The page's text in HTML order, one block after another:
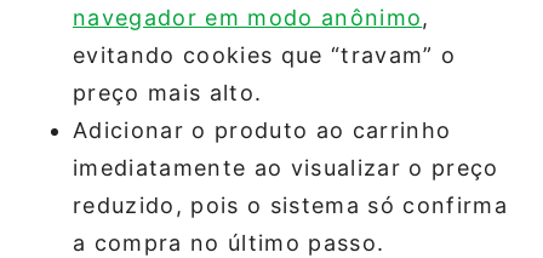
navegador em modo anônimo,
evitando cookies que “travam” o
preço mais alto.
Adicionar o produto ao carrinho
imediatamente ao visualizar o preço
reduzido, pois o sistema só confirma
a compra no último passo.